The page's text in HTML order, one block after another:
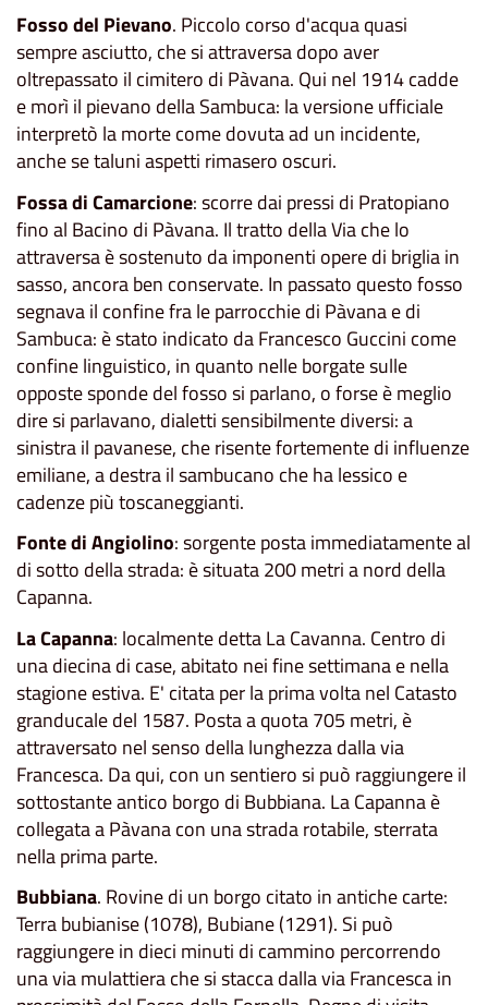
Fosso del Pievano. Piccolo corso d'acqua quasi
sempre asciutto, che si attraversa dopo aver
oltrepassato il cimitero di Pàvana. Qui nel 1914 cadde
e morì il pievano della Sambuca: la versione ufficiale
interpretò la morte come dovuta ad un incidente,
anche se taluni aspetti rimasero oscuri.
Fossa di Camarcione: scorre dai pressi di Pratopiano
fino al Bacino di Pàvana. Il tratto della Via che lo
attraversa è sostenuto da imponenti opere di briglia in
sasso, ancora ben conservate. In passato questo fosso
segnava il confine fra le parrocchie di Pàvana e di
Sambuca: è stato indicato da Francesco Guccini come
confine linguistico, in quanto nelle borgate sulle
opposte sponde del fosso si parlano, o forse è meglio
dire si parlavano, dialetti sensibilmente diversi: a
sinistra il pavanese, che risente fortemente di influenze
emiliane, a destra il sambucano che ha lessico e
cadenze più toscaneggianti.
Fonte di Angiolino: sorgente posta immediatamente al
di sotto della strada: è situata 200 metri a nord della
Capanna.
La Capanna: localmente detta La Cavanna. Centro di
una diecina di case, abitato nei fine settimana e nella
stagione estiva. E' citata per la prima volta nel Catasto
granducale del 1587. Posta a quota 705 metri, è
attraversato nel senso della lunghezza dalla via
Francesca. Da qui, con un sentiero si può raggiungere il
sottostante antico borgo di Bubbiana. La Capanna è
collegata a Pàvana con una strada rotabile, sterrata
nella prima parte.
Bubbiana. Rovine di un borgo citato in antiche carte:
Terra bubianise (1078), Bubiane (1291). Si può
raggiungere in dieci minuti di cammino percorrendo
una via mulattiera che si stacca dalla via Francesca in